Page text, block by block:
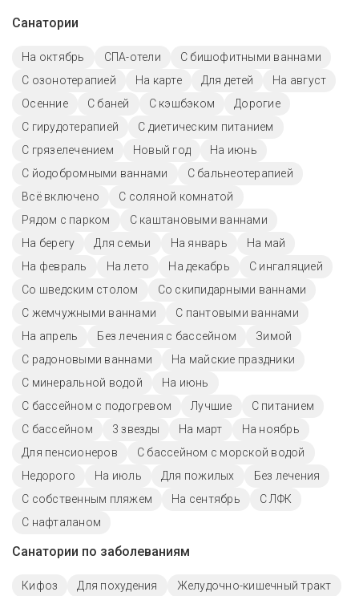
Санатории
На октябрь СПА-отели
С бишофитными ваннами
С озонотерапией
На карте Для детей
На август
Осенние
С баней С кэшбэком
Дорогие
С гирудотерапией
С диетическим питанием
С грязелечением
Новый год
На июнь
С йодобромными ваннами
С бальнеотерапией
Всё включено
С соляной комнатой
Рядом с парком
С каштановыми ваннами
На берегу
Для семьи На январь
На май
На февраль
На лето На декабрь
С ингаляцией
Со шведским столом
Со скипидарными ваннами
С жемчужными ваннами
С пантовыми ваннами
На апрель
Без лечения с бассейном
Зимой
С радоновыми ваннами
На майские праздники
С минеральной водой
На июнь
С бассейном с подогревом
Лучшие
С питанием
C бассейном
3 звезды На март
На ноябрь
Для пенсионеров
С бассейном с морской водой
Недорого
На июль Для пожилых
Без лечения
С собственным пляжем
На сентябрь
С ЛФК
С нафталаном
Санатории по заболеваниям
Кифоз Для похудения
Желудочно-кишечный тракт